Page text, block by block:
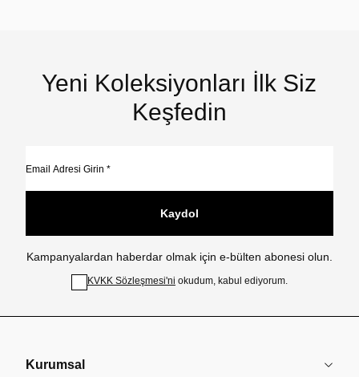
Yeni Koleksiyonları İlk Siz
Keşfedin
Kaydol
Kampanyalardan haberdar olmak için e-bülten abonesi olun.
KVKK Sözleşmesi'ni okudum, kabul ediyorum.
Kurumsal